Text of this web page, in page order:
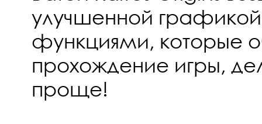
улучшенной
функциями, которые
прохождение игры,
проще!